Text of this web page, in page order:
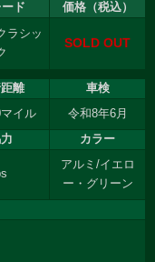
ド 価格（税込）
ラシッ
SOLD OUT
離
車検
イル
令和8年6月
カラー
アルミ/イエロ
ー・グリーン